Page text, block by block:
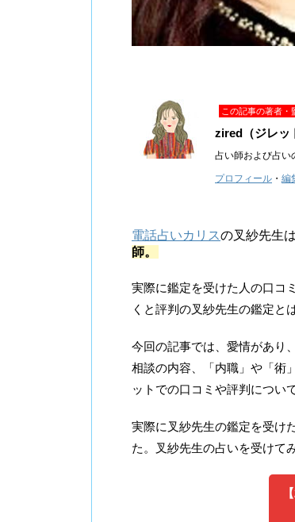
この記事の著者・
zired（ジレッ
占い師および占い
プロフィール ・ 編
電話占いカリスの叉紗先生は
師。
実際に鑑定を受けた人の口コ
くと評判の叉紗先生の鑑定と
今回の記事では、愛情があり
相談の内容、「内職」や「術
ットでの口コミや評判につい
実際に叉紗先生の鑑定を受け
た。叉紗先生の占いを受けて